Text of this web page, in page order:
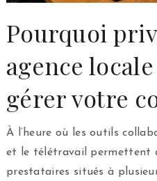
Pourquoi
agence
gérer votre
À l’heure où les outils
et le télétravail permettent
prestataires situés à